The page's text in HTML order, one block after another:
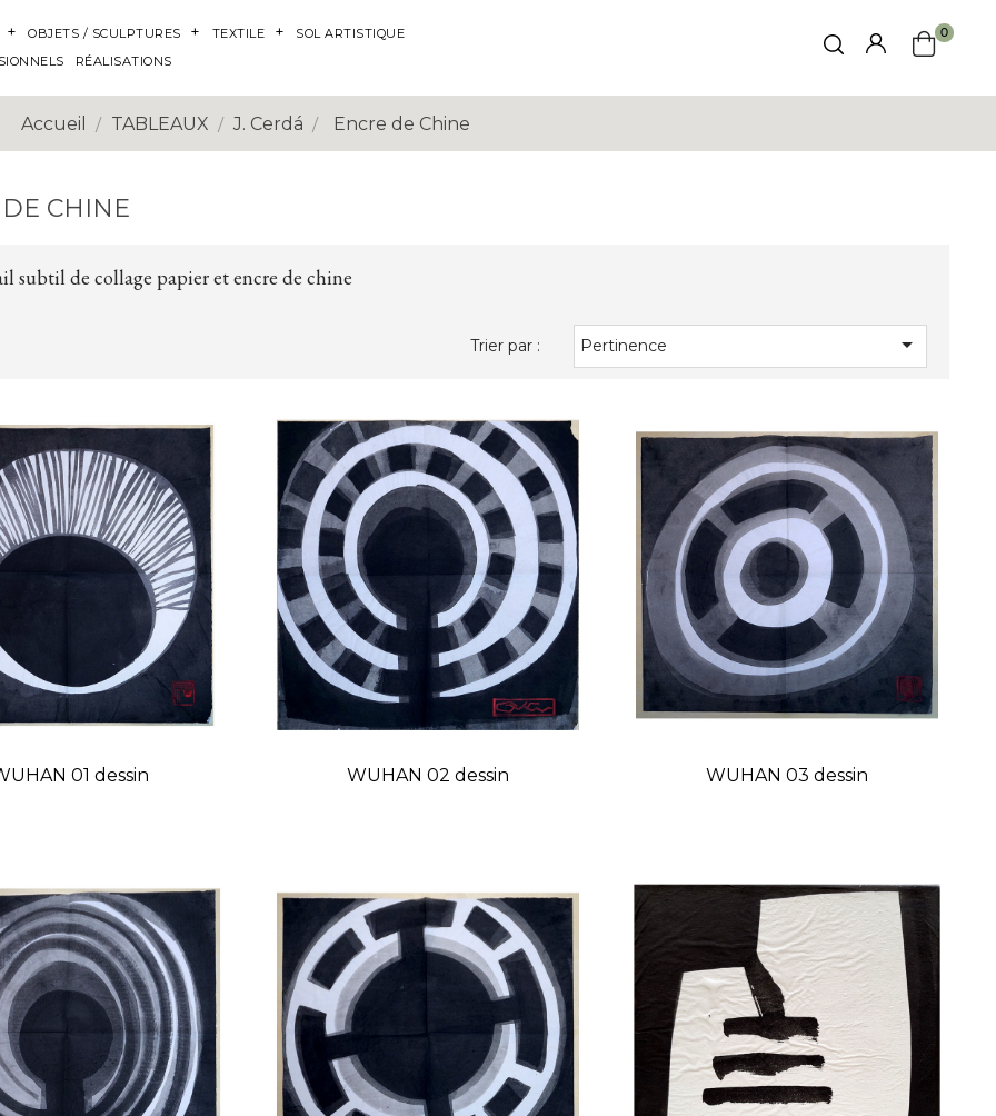
OBJETS / SCULPTURES TEXTILE
SOL ARTISTIQUE
RÉALISATIONS
0
Accueil TABLEAUX J. Cerdá Encre de Chine
CHINE
subtil de collage papier et encre de chine
Trier par : Pertinence 
01 dessin WUHAN 02 dessin WUHAN 03 dessin